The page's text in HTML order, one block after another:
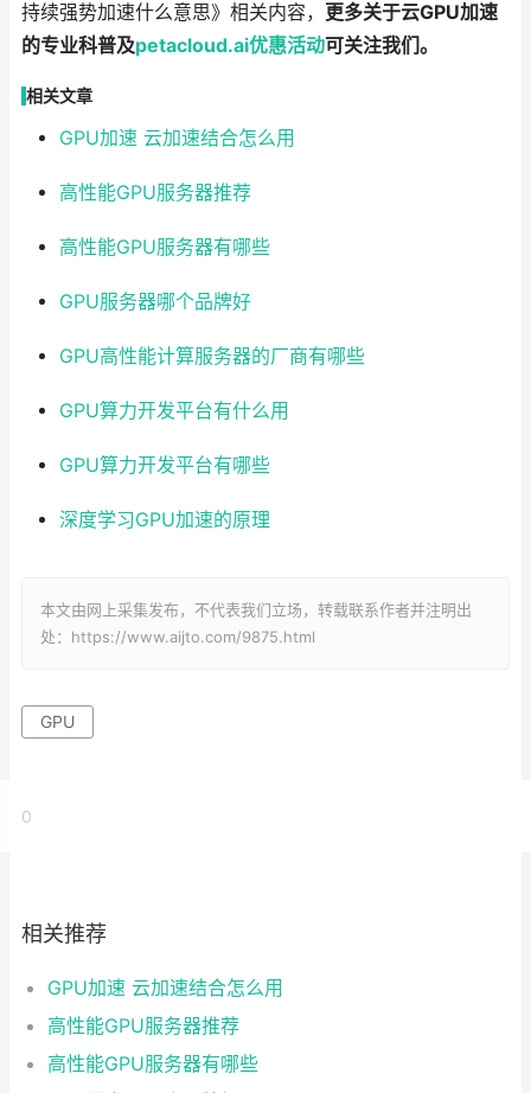
持续强势加速什么意思》相关内容，
更多关于云GPU加速
的专业科普及petacloud.ai优惠活动可关注我们。
相关文章
GPU加速 云加速结合怎么用
高性能GPU服务器推荐
高性能GPU服务器有哪些
GPU服务器哪个品牌好
GPU高性能计算服务器的厂商有哪些
GPU算力开发平台有什么用
GPU算力开发平台有哪些
深度学习GPU加速的原理
本文由网上采集发布，不代表我们立场，转载联系作者并注明出
处：https://www.aijto.com/9875.html
GPU
0
相关推荐
GPU加速 云加速结合怎么用
高性能GPU服务器推荐
高性能GPU服务器有哪些